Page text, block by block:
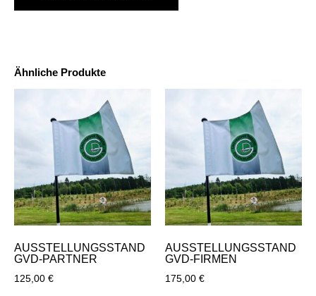
Ähnliche Produkte
AUSSTELLUNGSSTAND
GVD-PARTNER
125,00 €
AUSSTELLUNGSSTAND
GVD-FIRMEN
175,00 €